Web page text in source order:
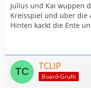
Julius und Kai wuppen
Kreisspiel und über die
Hinten kackt die Ente
TCLIP
Board-Grufti